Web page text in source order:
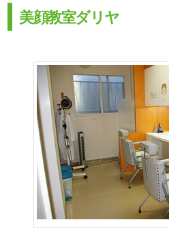
美顔教室ダリヤ